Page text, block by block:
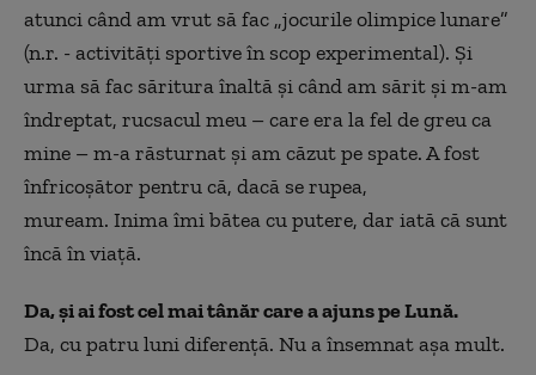
atunci când am vrut să fac „jocurile olimpice lunare”
(n.r. - activități sportive în scop experimental). Și
urma să fac săritura înaltă și când am sărit și m-am
îndreptat, rucsacul meu – care era la fel de greu ca
mine – m-a răsturnat și am căzut pe spate. A fost
înfricoșător pentru că, dacă se rupea,
muream. Inima îmi bătea cu putere, dar iată că sunt
încă în viață.
Da, și ai fost cel mai tânăr care a ajuns pe Lună.
Da, cu patru luni diferență. Nu a însemnat așa mult.